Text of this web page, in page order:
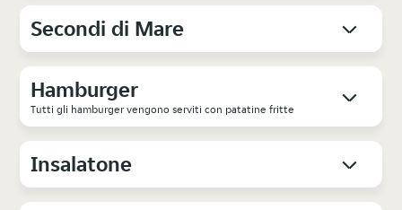
Secondi di Mare
Hamburger
Tutti gli hamburger vengono serviti con patatine fritte
Insalatone